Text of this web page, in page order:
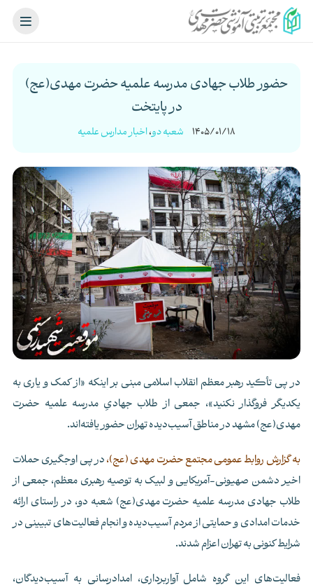
حضور طلاب جهادی مدرسه علمیه حضرت مهدی(عج)
در پایتخت
1405/01/18 شعبه دو،اخبار مدارس علمیه
در پی تأکید رهبر معظم انقلاب اسلامی مبنی بر اینکه «از کمک و یاری به
یکدیگر فروگذار نکنید»، جمعی از طلاب جهادیِ مدرسه علمیه حضرت
مهدی(عج) مشهد در مناطق آسیب‌دیده تهران حضور یافته‌اند.
به گزارش روابط عمومی مجتمع حضرت مهدی (عج)،در پی اوجگیری حملات
اخیر دشمن صهیونی-آمریکایی و لبیک به توصیه رهبری معظم، جمعی از
طلاب جهادی مدرسه علمیه حضرت مهدی(عج) شعبه دو، در راستای ارائه
خدمات امدادی و حمایتی از مردم آسیب‌دیده و انجام فعالیت‌های تبیینی در
شرایط کنونی به تهران اعزام شدند.
فعالیت‌های این گروه شامل آواربرداری، امدادرسانی به آسیب‌دیدگان،